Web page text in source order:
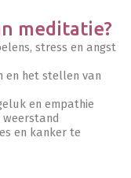
meditatie?
stress en angst
en het stellen van
en empathie
en kanker te